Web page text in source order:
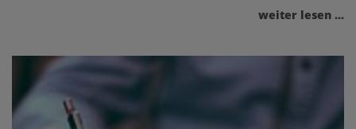
weiter lesen ...